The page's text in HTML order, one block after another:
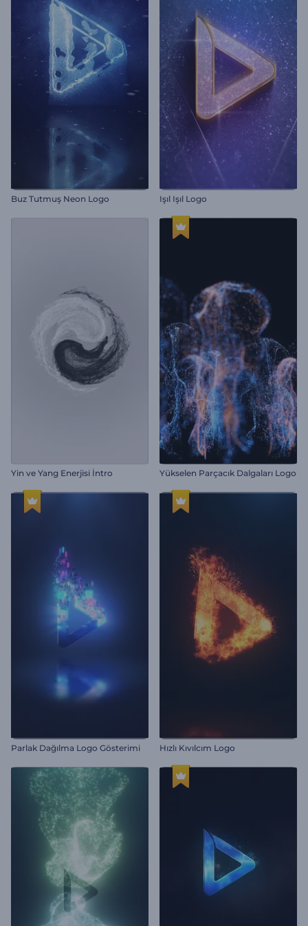
Buz Tutmuş Neon Logo Işıl Işıl Logo
Yin ve Yang Enerjisi İntro Yükselen Parçacık Dalgaları Logo
Parlak Dağılma Logo Gösterimi Hızlı Kıvılcım Logo